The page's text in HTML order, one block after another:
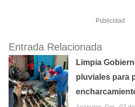
Publicidad
Entrada Relacionada
Limpia
pluviales para